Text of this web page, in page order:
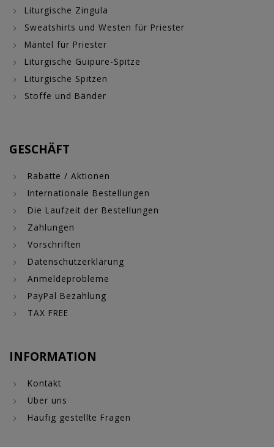
Liturgische Zingula
Sweatshirts und Westen für Priester
Mäntel für Priester
Liturgische Guipure-Spitze
Liturgische Spitzen
Stoffe und Bänder
GESCHÄFT
Rabatte / Aktionen
Internationale Bestellungen
Die Laufzeit der Bestellungen
Zahlungen
Vorschriften
Datenschutzerklärung
Anmeldeprobleme
PayPal Bezahlung
TAX FREE
INFORMATION
Kontakt
Über uns
Häufig gestellte Fragen